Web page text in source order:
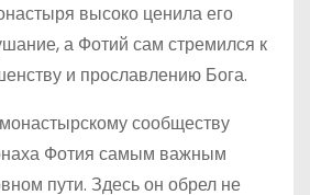
высоко ценила его
а Фотий сам стремился к
и прославлению Бога.
сообществу
Фотия самым важным
пути. Здесь он обрел не